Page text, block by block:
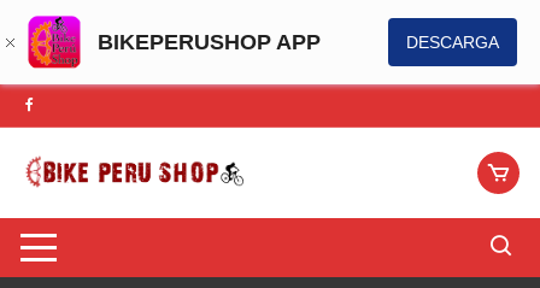
BIKEPERUSHOP APP DESCARGA
Saltar
al
contenido